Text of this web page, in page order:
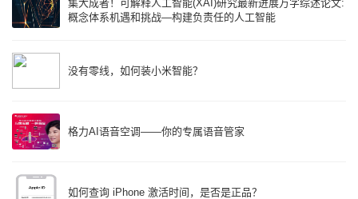
集大成者！可解释人工智能(XAI)研究最新进展万字综述论文:
概念体系机遇和挑战—构建负责任的人工智能
没有零线，如何装小米智能？
格力AI语音空调——你的专属语音管家
如何查询 iPhone 激活时间，是否是正品？